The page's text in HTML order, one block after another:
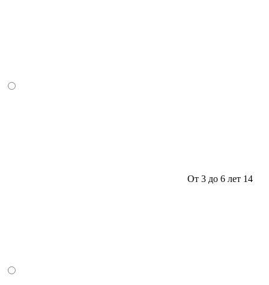
От 3 до 6 лет 14